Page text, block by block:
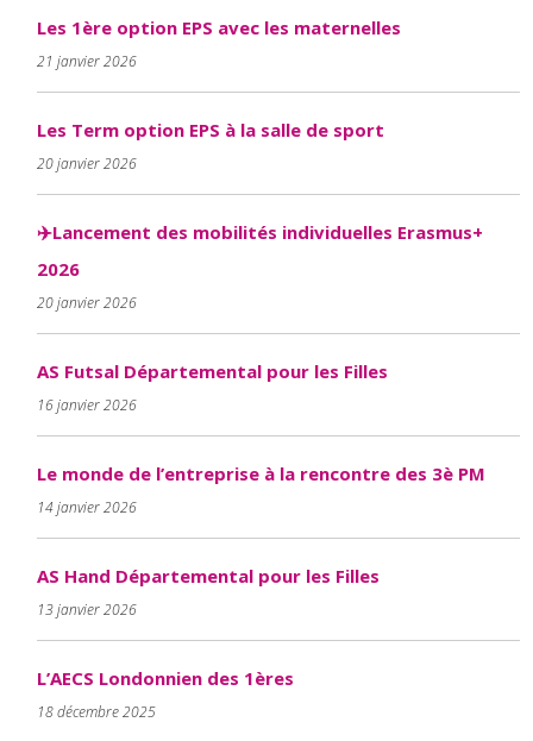
Les 1ère option EPS avec les maternelles
21 janvier 2026
Les Term option EPS à la salle de sport
20 janvier 2026
✈️Lancement des mobilités individuelles Erasmus+
2026
20 janvier 2026
AS Futsal Départemental pour les Filles
16 janvier 2026
Le monde de l’entreprise à la rencontre des 3è PM
14 janvier 2026
AS Hand Départemental pour les Filles
13 janvier 2026
L’AECS Londonnien des 1ères
18 décembre 2025